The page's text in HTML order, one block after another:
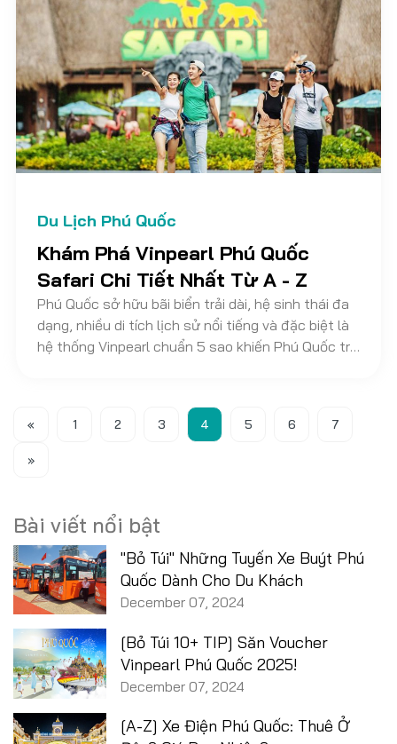
Du Lịch Phú Quốc
Khám Phá Vinpearl Phú Quốc
Safari Chi Tiết Nhất Từ A - Z
Phú Quốc sở hữu bãi biển trải dài, hệ sinh thái đa
dạng, nhiều di tích lịch sử nổi tiếng và đặc biệt là
hệ thống Vinpearl chuẩn 5 sao khiến Phú Quốc trở
bạn một cách chi tiết nhất về trải nghiệm ở
Vinpearl Safari Phú Quốc nhé!
« 1 2 3 4 5 6 7
»
Bài viết nổi bật
"Bỏ Túi" Những Tuyến Xe Buýt Phú
Quốc Dành Cho Du Khách
December 07, 2024
[Bỏ Túi 10+ TIP] Săn Voucher
Vinpearl Phú Quốc 2025!
December 07, 2024
[A-Z] Xe Điện Phú Quốc: Thuê Ở